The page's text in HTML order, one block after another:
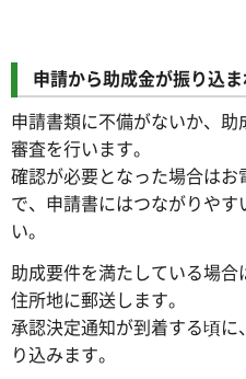
申請から助成金が振り込
申請書類に不備がないか、
審査を行います。
確認が必要となった場合は
で、申請書にはつながりや
い。
助成要件を満たしている場
住所地に郵送します。
承認決定通知が到着する頃
り込みます。